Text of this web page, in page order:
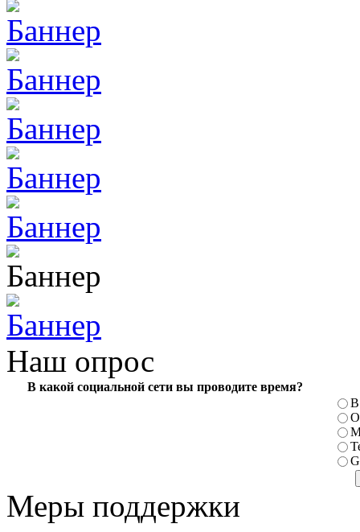
Наш опрос
В какой социальной сети вы проводите время?
В
Меры поддержки